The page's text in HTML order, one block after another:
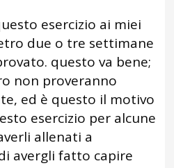
esercizio ai miei
due o tre settimane
questo va bene;
non proveranno
ed è questo il motivo
esercizio per alcune
allenati a
avergli fatto capire